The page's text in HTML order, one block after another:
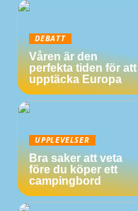
DEBATT
Våren är den
perfekta tiden för att
upptäcka Europa
UPPLEVELSER
Bra saker att veta
före du köper ett
campingbord